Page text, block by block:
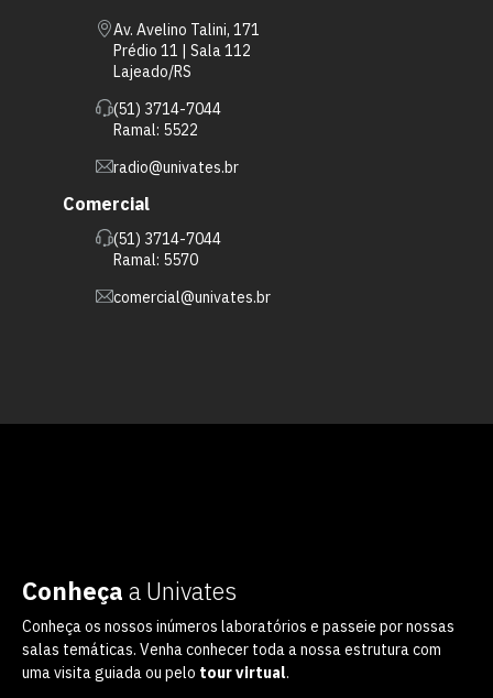
Av. Avelino Talini, 171
Prédio 11 | Sala 112
Lajeado/RS
(51) 3714-7044
Ramal: 5522
radio@univates.br
Comercial
(51) 3714-7044
Ramal: 5570
comercial@univates.br
Conheça a Univates
Conheça os nossos inúmeros laboratórios e passeie por nossas
salas temáticas. Venha conhecer toda a nossa estrutura com
uma visita guiada ou pelo tour virtual.